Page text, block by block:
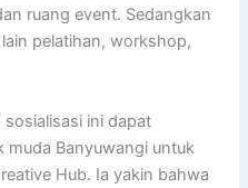
ruang event. Sedangkan
pelatihan, workshop,
sosialisasi ini dapat
muda Banyuwangi untuk
Hub. Ia yakin bahwa